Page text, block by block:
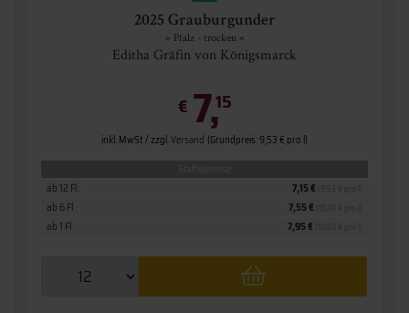
2025 Grauburgunder
» Pfalz - trocken «
Editha Gräfin von Königsmarck
€ 7,15
inkl. MwSt. / zzgl.Versand (Grundpreis: 9,53 € pro l)
ab 1 Fl. 7,95 €
ab 6 Fl. 7,55 €
ab 12 Fl. 7,15 €